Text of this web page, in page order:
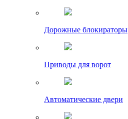
Дорожные блокираторы
Приводы для ворот
Автоматические двери